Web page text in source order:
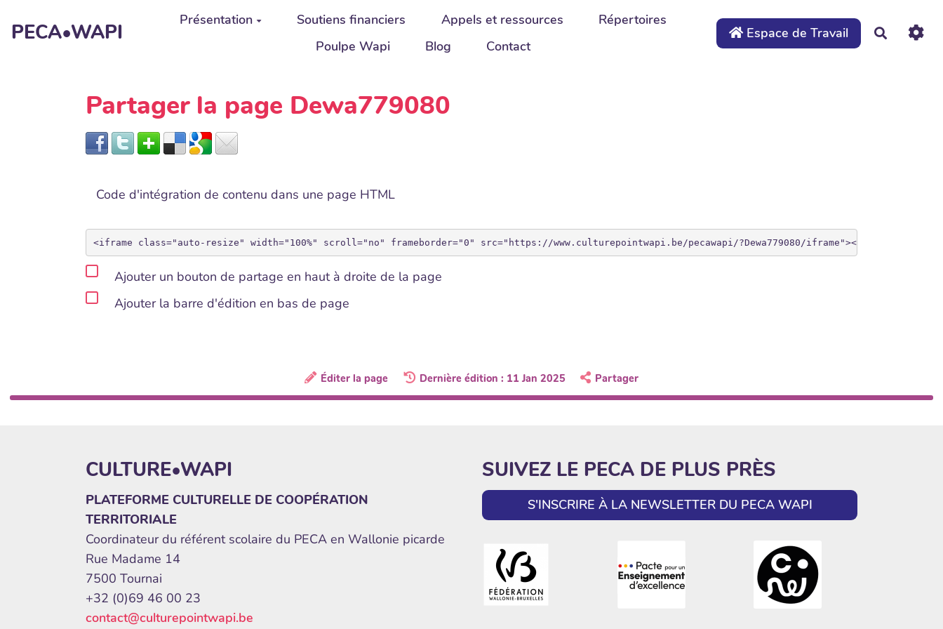
PECA•WAPI Présentation Soutiens financiers Appels et ressources
Répertoires
Poulpe Wapi
Blog Contact
Espace de Travail
Partager la page Dewa779080
Code d'intégration de contenu dans une page HTML
Ajouter un bouton de partage en haut à droite de la page
Ajouter la barre d'édition en bas de page
Éditer la page Dernière édition : 11 Jan 2025 Partager
CULTURE•WAPI
PLATEFORME CULTURELLE DE COOPÉRATION
TERRITORIALE
Coordinateur du référent scolaire du PECA en Wallonie picarde
Rue Madame 14
7500 Tournai
+32 (0)69 46 00 23
contact@culturepointwapi.be
SUIVEZ LE PECA DE PLUS PRÈS
S'INSCRIRE À LA NEWSLETTER DU PECA WAPI